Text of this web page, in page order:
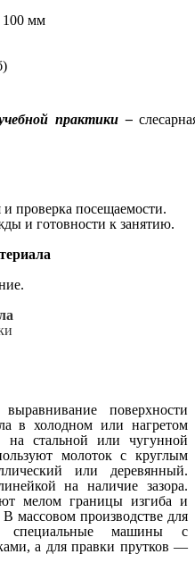
100 мм
практики –
проверка посещаемости.
и готовности к занятию.
поверхности
в холодном или нагретом
на стальной или чугунной
молоток с круглым
или деревянный.
на наличие зазора.
мелом границы изгиба и
массовом производстве для
специальные машины с
а для правки прутков —